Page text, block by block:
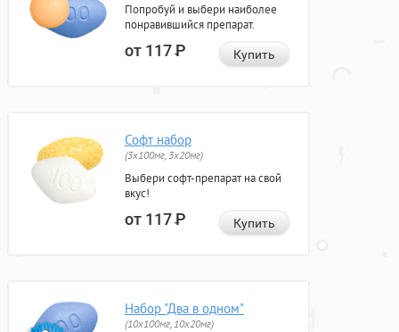
Попробуй и выбери наиболее
понравившийся препарат.
от 117Р Купить
Софт набор
(3x100мг, 3x20мг)
Выбери софт-препарат на свой
вкус!
от 117Р Купить
Набор "Два в одном"
(10x100мг, 10x20мг)